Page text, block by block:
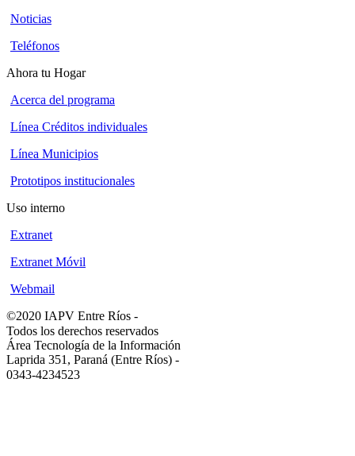
Noticias
Teléfonos
Ahora tu Hogar
Acerca del programa
Línea Créditos individuales
Línea Municipios
Prototipos institucionales
Uso interno
Extranet
Extranet Móvil
Webmail
©2020 IAPV Entre Ríos -
Todos los derechos reservados
Área Tecnología de la Información
Laprida 351, Paraná (Entre Ríos) -
0343-4234523